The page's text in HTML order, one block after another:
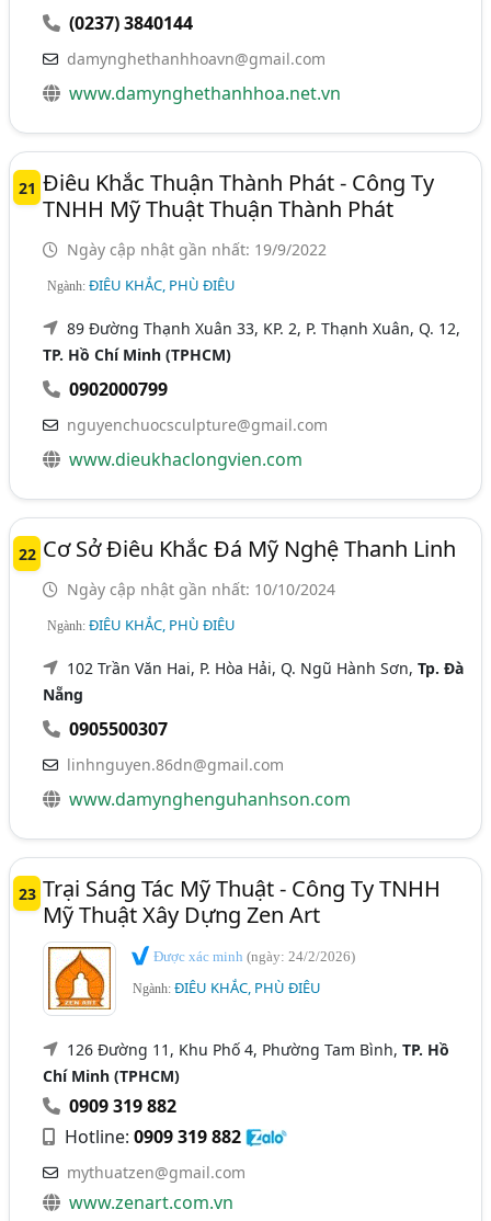
(0237) 3840144
damynghethanhhoavn@gmail.com
www.damynghethanhhoa.net.vn
21 Điêu Khắc Thuận Thành Phát - Công Ty
TNHH Mỹ Thuật Thuận Thành Phát
Ngày cập nhật gần nhất: 19/9/2022
Ngành:ĐIÊU KHẮC, PHÙ ĐIÊU
89 Đường Thạnh Xuân 33, KP. 2, P. Thạnh Xuân, Q. 12,
TP. Hồ Chí Minh (TPHCM)
0902000799
nguyenchuocsculpture@gmail.com
www.dieukhaclongvien.com
22 Cơ Sở Điêu Khắc Đá Mỹ Nghệ Thanh Linh
Ngày cập nhật gần nhất: 10/10/2024
Ngành:ĐIÊU KHẮC, PHÙ ĐIÊU
102 Trần Văn Hai, P. Hòa Hải, Q. Ngũ Hành Sơn,Tp. Đà
Nẵng
0905500307
linhnguyen.86dn@gmail.com
www.damynghenguhanhson.com
23 Trại Sáng Tác Mỹ Thuật - Công Ty TNHH
Mỹ Thuật Xây Dựng Zen Art
Được xác minh(ngày: 24/2/2026)
Ngành:ĐIÊU KHẮC, PHÙ ĐIÊU
126 Đường 11, Khu Phố 4, Phường Tam Bình,TP. Hồ
Chí Minh (TPHCM)
0909 319 882
Hotline:0909 319 882
mythuatzen@gmail.com
www.zenart.com.vn